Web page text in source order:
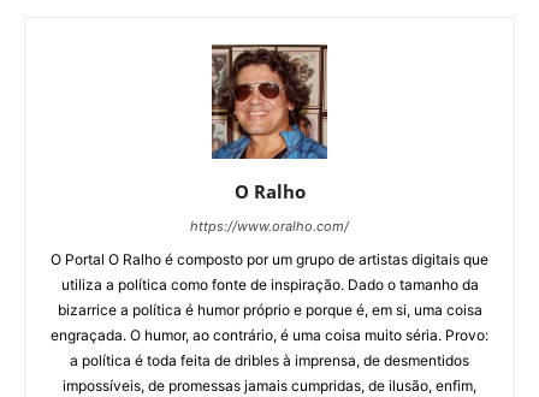
O Ralho
https://www.oralho.com/
O Portal O Ralho é composto por um grupo de artistas digitais que
utiliza a política como fonte de inspiração. Dado o tamanho da
bizarrice a política é humor próprio e porque é, em si, uma coisa
engraçada. O humor, ao contrário, é uma coisa muito séria. Provo:
a política é toda feita de dribles à imprensa, de desmentidos
impossíveis, de promessas jamais cumpridas, de ilusão, enfim,